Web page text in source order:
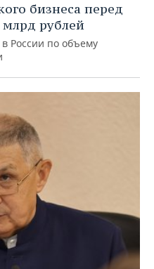
бизнеса перед
рублей
в России по объему